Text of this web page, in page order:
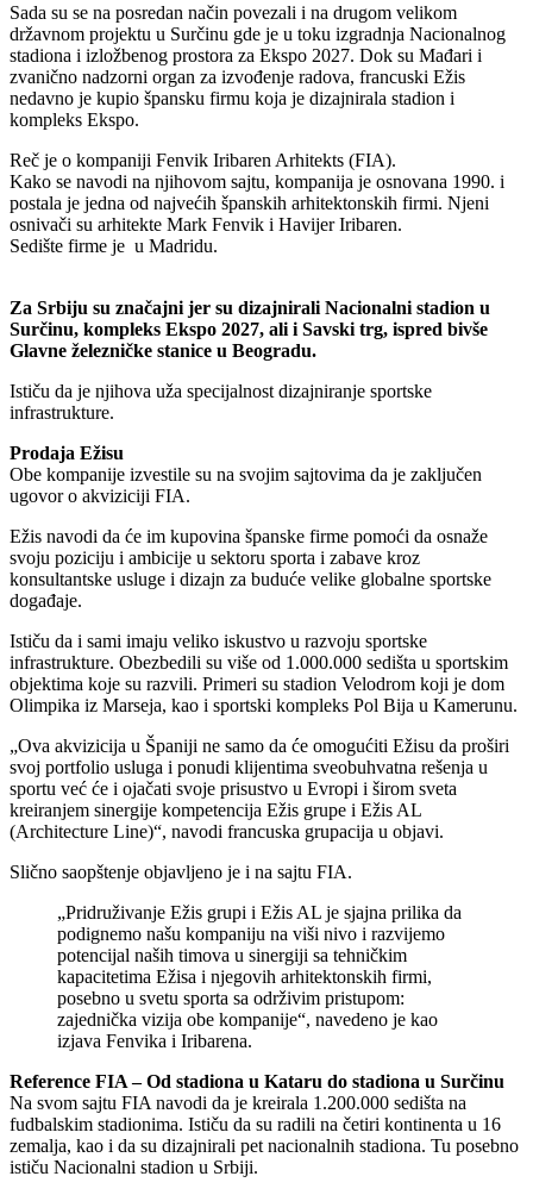
Sada su se na posredan način povezali i na drugom velikom
državnom projektu u Surčinu gde je u toku izgradnja Nacionalnog
stadiona i izložbenog prostora za Ekspo 2027. Dok su Mađari i
zvanično nadzorni organ za izvođenje radova, francuski Ežis
nedavno je kupio špansku firmu koja je dizajnirala stadion i
kompleks Ekspo.
Reč je o kompaniji Fenvik Iribaren Arhitekts (FIA).
Kako se navodi na njihovom sajtu, kompanija je osnovana 1990. i
postala je jedna od najvećih španskih arhitektonskih firmi. Njeni
osnivači su arhitekte Mark Fenvik i Havijer Iribaren.
Sedište firme je u Madridu.
Za Srbiju su značajni jer su dizajnirali Nacionalni stadion u
Surčinu, kompleks Ekspo 2027, ali i Savski trg, ispred bivše
Glavne železničke stanice u Beogradu.
Ističu da je njihova uža specijalnost dizajniranje sportske
infrastrukture.
Prodaja Ežisu
Obe kompanije izvestile su na svojim sajtovima da je zaključen
ugovor o akviziciji FIA.
Ežis navodi da će im kupovina španske firme pomoći da osnaže
svoju poziciju i ambicije u sektoru sporta i zabave kroz
konsultantske usluge i dizajn za buduće velike globalne sportske
događaje.
Ističu da i sami imaju veliko iskustvo u razvoju sportske
infrastrukture. Obezbedili su više od 1.000.000 sedišta u sportskim
objektima koje su razvili. Primeri su stadion Velodrom koji je dom
Olimpika iz Marseja, kao i sportski kompleks Pol Bija u Kamerunu.
„Ova akvizicija u Španiji ne samo da će omogućiti Ežisu da proširi
svoj portfolio usluga i ponudi klijentima sveobuhvatna rešenja u
sportu već će i ojačati svoje prisustvo u Evropi i širom sveta
kreiranjem sinergije kompetencija Ežis grupe i Ežis AL
(Architecture Line)“, navodi francuska grupacija u objavi.
Slično saopštenje objavljeno je i na sajtu FIA.
„Pridruživanje Ežis grupi i Ežis AL je sjajna prilika da
podignemo našu kompaniju na viši nivo i razvijemo
potencijal naših timova u sinergiji sa tehničkim
kapacitetima Ežisa i njegovih arhitektonskih firmi,
posebno u svetu sporta sa održivim pristupom:
zajednička vizija obe kompanije“, navedeno je kao
izjava Fenvika i Iribarena.
Reference FIA – Od stadiona u Kataru do stadiona u Surčinu
Na svom sajtu FIA navodi da je kreirala 1.200.000 sedišta na
fudbalskim stadionima. Ističu da su radili na četiri kontinenta u 16
zemalja, kao i da su dizajnirali pet nacionalnih stadiona. Tu posebno
ističu Nacionalni stadion u Srbiji.